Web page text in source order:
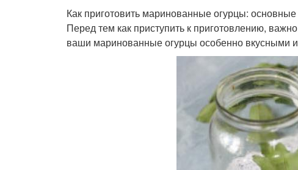
Как приготовить маринованные огурцы:
Перед тем как приступить к приготовлению,
ваши маринованные огурцы особенно вкусными